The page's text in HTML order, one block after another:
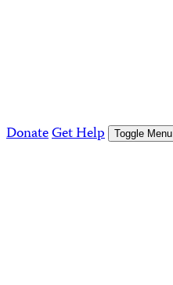
DonateGet Help Toggle Menu